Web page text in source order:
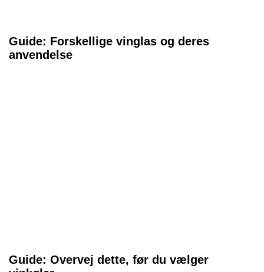
Guide: Forskellige vinglas og deres
anvendelse
Guide: Overvej dette, før du vælger